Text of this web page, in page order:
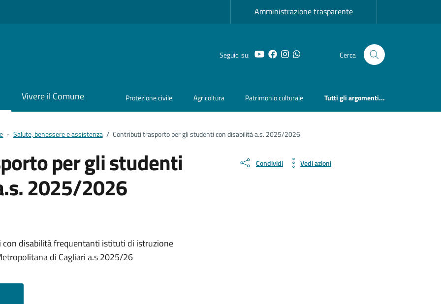
Amministrazione trasparente
Seguici su: YouTube
Facebook
Instagram
Whatsapp Cerca
Vivere il Comune Protezione civile Agricoltura Patrimonio culturale Tutti gli argomenti...
- Salute, benessere e assistenza / Contributi trasporto per gli studenti con disabilità a.s. 2025/2026
per gli studenti
2025/2026
disabilità frequentanti istituti di istruzione
di Cagliari a.s 2025/26
Condividi Vedi azioni